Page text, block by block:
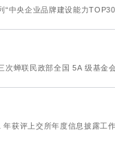
“中央企业品牌建设能力
次蝉联民政部全国 5A 级基金
年获评上交所年度信息披露工